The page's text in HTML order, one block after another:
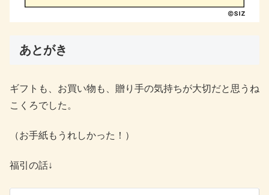
あとがき
ギフトも、お買い物も、贈り手の気持ちが大切だと思うね
こくろでした。
（お手紙もうれしかった！）
福引の話↓